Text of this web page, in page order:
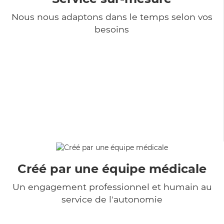
Nous nous adaptons dans le temps selon vos
besoins
Créé par une équipe médicale
Un engagement professionnel et humain au
service de l'autonomie